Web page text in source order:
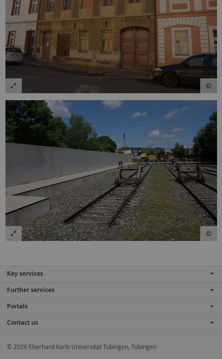
Key services
Further services
Portals
Contact us
© 2026 Eberhard Karls Universität Tübingen, Tübingen